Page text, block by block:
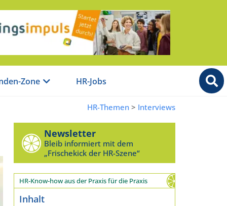
Zone HR-Jobs
HR-Themen > Interviews
Newsletter
Bleib informiert mit dem
„Frischekick der HR-Szene“
HR-Know-how aus der Praxis für die Praxis
Inhalt